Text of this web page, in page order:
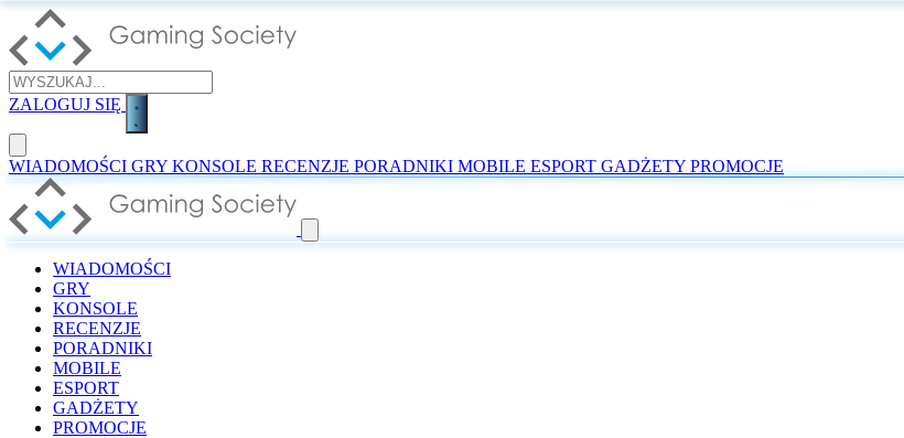
ZALOGUJ SIĘ
WIADOMOŚCI GRY KONSOLE RECENZJE PORADNIKI MOBILE ESPORT GADŻETY PROMOCJE
WIADOMOŚCI
GRY
KONSOLE
RECENZJE
PORADNIKI
MOBILE
ESPORT
GADŻETY
PROMOCJE